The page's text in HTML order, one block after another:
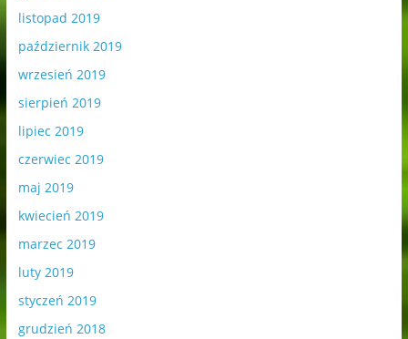
listopad 2019
październik 2019
wrzesień 2019
sierpień 2019
lipiec 2019
czerwiec 2019
maj 2019
kwiecień 2019
marzec 2019
luty 2019
styczeń 2019
grudzień 2018